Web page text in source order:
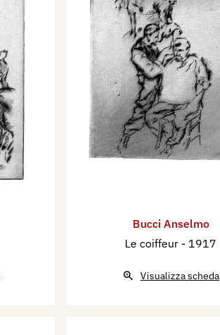
Bucci Anselmo
Le coiffeur - 1917
Visualizza scheda